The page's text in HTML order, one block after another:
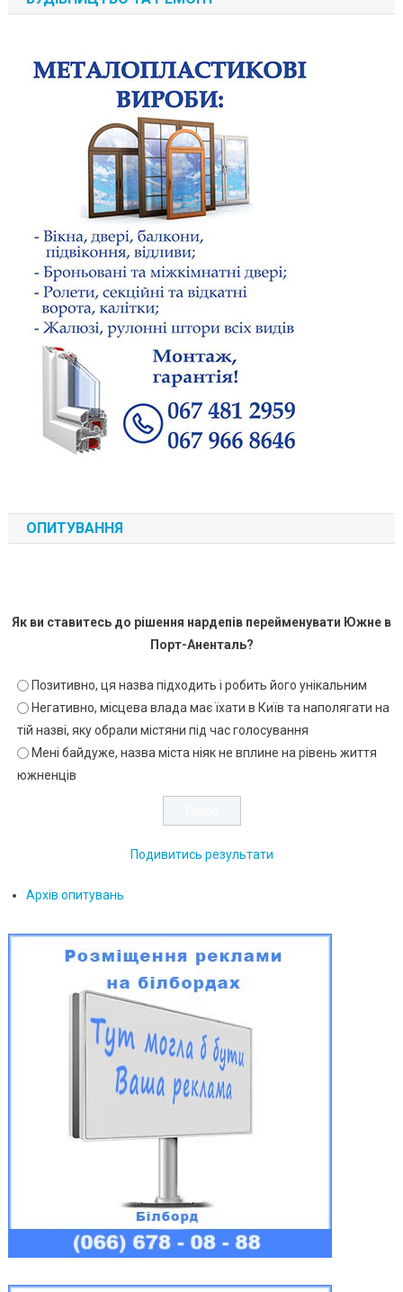
ОПИТУВАННЯ
Як ви ставитесь до рішення нардепів перейменувати Южне в
Порт-Аненталь?
Позитивно, ця назва підходить і робить його унікальним
Негативно, місцева влада має їхати в Київ та наполягати на
тій назві, яку обрали містяни під час голосування
Мені байдуже, назва міста ніяк не вплине на рівень життя
южненців
Подивитись результати
Архів опитувань